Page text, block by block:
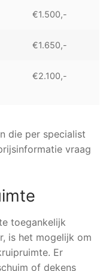
€1.500,-
€1.650,-
€2.100,-
die per specialist
vraag
toegankelijk
is het mogelijk om
Er
of dekens